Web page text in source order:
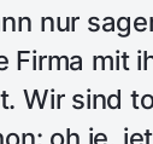
nur
Firma mit
Wir sind